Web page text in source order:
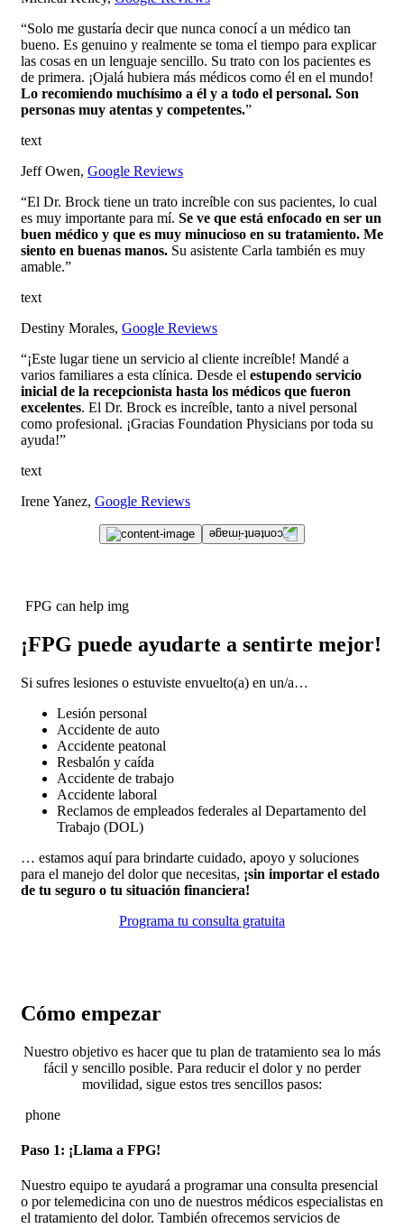
“Solo me gustaría decir que nunca conocí a un médico tan
bueno. Es genuino y realmente se toma el tiempo para explicar
las cosas en un lenguaje sencillo. Su trato con los pacientes es
de primera. ¡Ojalá hubiera más médicos como él en el mundo!
Lo recomiendo muchísimo a él y a todo el personal. Son
personas muy atentas y competentes.”
text
Jeff Owen, Google Reviews
“El Dr. Brock tiene un trato increíble con sus pacientes, lo cual
es muy importante para mí. Se ve que está enfocado en ser un
buen médico y que es muy minucioso en su tratamiento. Me
siento en buenas manos. Su asistente Carla también es muy
amable.”
text
Destiny Morales, Google Reviews
“¡Este lugar tiene un servicio al cliente increíble! Mandé a
varios familiares a esta clínica. Desde el estupendo servicio
inicial de la recepcionista hasta los médicos que fueron
excelentes. El Dr. Brock es increíble, tanto a nivel personal
como profesional. ¡Gracias Foundation Physicians por toda su
ayuda!”
text
Irene Yanez, Google Reviews
FPG can help img
¡FPG puede ayudarte a sentirte mejor!
Si sufres lesiones o estuviste envuelto(a) en un/a…
Lesión personal
Accidente de auto
Accidente peatonal
Resbalón y caída
Accidente de trabajo
Accidente laboral
Reclamos de empleados federales al Departamento del
Trabajo (DOL)
… estamos aquí para brindarte cuidado, apoyo y soluciones
para el manejo del dolor que necesitas, ¡sin importar el estado
de tu seguro o tu situación financiera!
Programa tu consulta gratuita
Cómo empezar
Nuestro objetivo es hacer que tu plan de tratamiento sea lo más
fácil y sencillo posible. Para reducir el dolor y no perder
movilidad, sigue estos tres sencillos pasos:
phone
Paso 1: ¡Llama a FPG!
Nuestro equipo te ayudará a programar una consulta presencial
o por telemedicina con uno de nuestros médicos especialistas en
el tratamiento del dolor. También ofrecemos servicios de